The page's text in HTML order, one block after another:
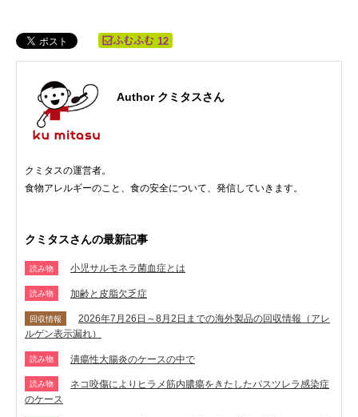
12
Author クミタスさん
クミタスの運営者。
食物アレルギーのこと、食の安全について、発信していきます。
クミタスさんの最新記事
読み物 小児サルモネラ菌血症とは
読み物 加齢と皮脂欠乏症
回収情報
2026年7月26日～8月2日までの海外製品の回収情報（アレ
ルゲン表示漏れ）
読み物 潰瘍性大腸炎のケースの中で
読み物
ネコ咬傷によりヒラメ筋内膿瘍をきたしたパスツレラ感染症
のケース